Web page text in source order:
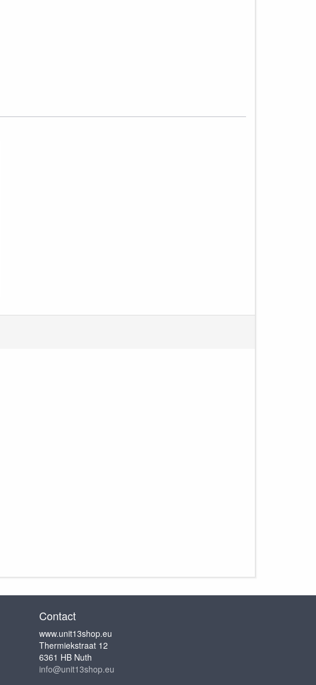
Contact
www.unit13shop.eu
Thermiekstraat 12
6361 HB Nuth
info@unit13shop.eu